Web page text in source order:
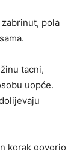
pola
tacni,
uopće.
korak govorio